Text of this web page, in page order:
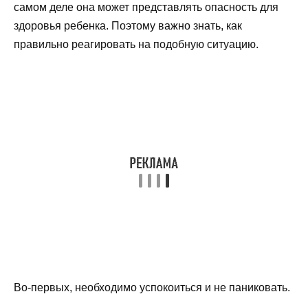
самом деле она может представлять опасность для
здоровья ребенка. Поэтому важно знать, как
правильно реагировать на подобную ситуацию.
Во-первых, необходимо успокоиться и не паниковать.